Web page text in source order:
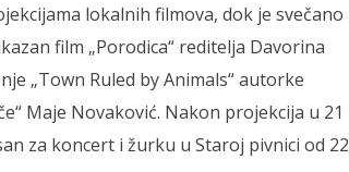
lokalnih filmova, dok je svečano
film „Porodica“ reditelja Davorina
„Town Ruled by Animals“ autorke
Maje Novaković. Nakon projekcija u 21
za koncert i žurku u Staroj pivnici od 22